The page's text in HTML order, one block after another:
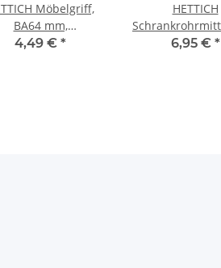
Möbelgriff,
BA64 mm,
Zinkdruckguss,
4,49 € *
HETTICH
mit Schraube,
6,95 € *